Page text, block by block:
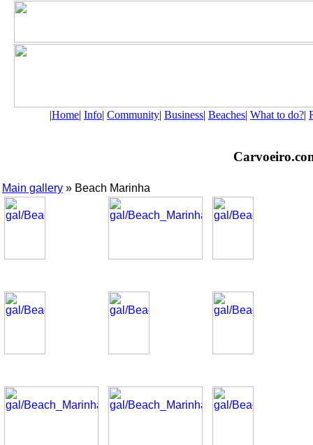
|Home| Info| Community| Business| Beaches| What to do?|
Main gallery » Beach Marinha